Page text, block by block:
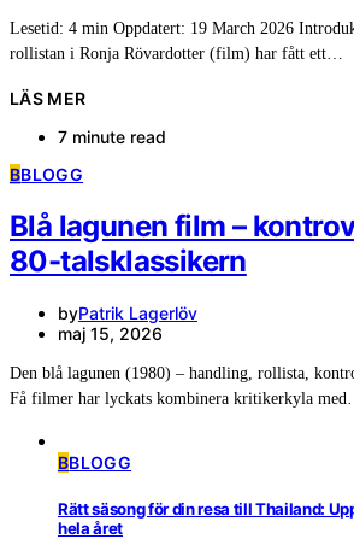
Lesetid: 4 min Oppdatert: 19 March 2026
rollistan i Ronja Rövardotter (film) har fått ett…
LÄS MER
7 minute read
BBLOGG
Blå lagunen film –
80-talsklassikern
byPatrik Lagerlöv
maj 15, 2026
Den blå lagunen (1980) – handling, rollista,
Få filmer har lyckats kombinera kritikerkyla med…
BBLOGG
Rätt säsong för din resa till Thailand:
hela året